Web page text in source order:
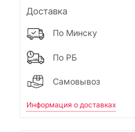
Доставка
По Минску
По РБ
Самовывоз
Информация о доставках